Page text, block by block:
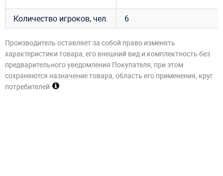
Количество игроков, чел. 6
Производитель оставляет за собой право изменять
характеристики товара, его внешний вид и комплектность без
предварительного уведомления Покупателя, при этом
сохраняются назначение товара, область его применения, круг
потребителей